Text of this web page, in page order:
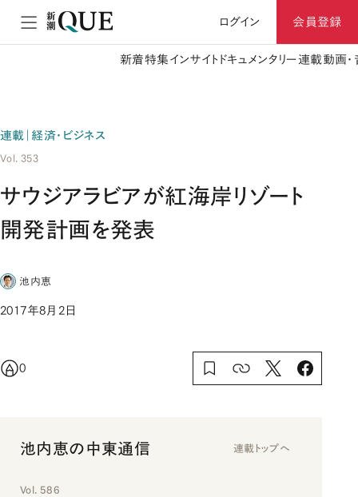
ログイン 会員登録
新着特集 インサイト ドキュメンタリー 連載動画
連載｜経済・ビジネス
Vol. 353
サウジアラビアが紅海岸リゾート
開発計画を発表
池内恵
2017年8月2日
0
池内恵の中東通信 連載トップへ
Vol. 586